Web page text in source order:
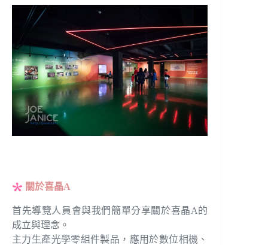
關於喜晶A
首先導覽人員會與我們簡單分享關於喜晶A的
成立與理念。
主力生產光學零組件製品，應用於數位相機、